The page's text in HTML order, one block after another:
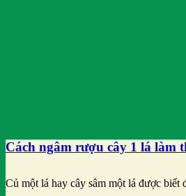
Cách ngâm rượu cây 1 lá làm
Củ một lá hay cây sâm một lá được biết